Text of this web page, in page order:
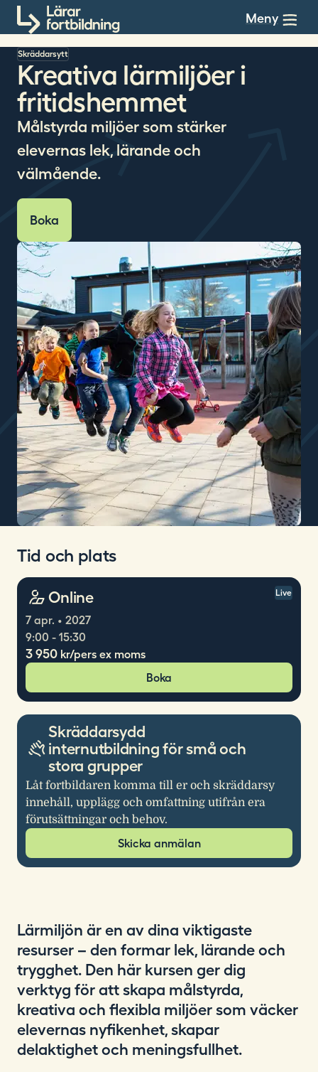
Till innehållet Meny
Skräddarsytt
Kreativa lärmiljöer i
fritidshemmet
Målstyrda miljöer som stärker
elevernas lek, lärande och
välmående.
Boka
Lärmiljön är en av dina viktigaste
resurser – den formar lek, lärande och
trygghet. Den här kursen ger dig
verktyg för att skapa målstyrda,
kreativa och flexibla miljöer som väcker
elevernas nyfikenhet, skapar
delaktighet och meningsfullhet.
Tid och plats
Live
Online
7 apr. • 2027
9:00 - 15:30
3 950 kr/pers ex moms
Boka
Skräddarsydd
internutbildning för små och
stora grupper
Låt fortbildaren komma till er och skräddarsy
innehåll, upplägg och omfattning utifrån era
förutsättningar och behov.
Skicka anmälan